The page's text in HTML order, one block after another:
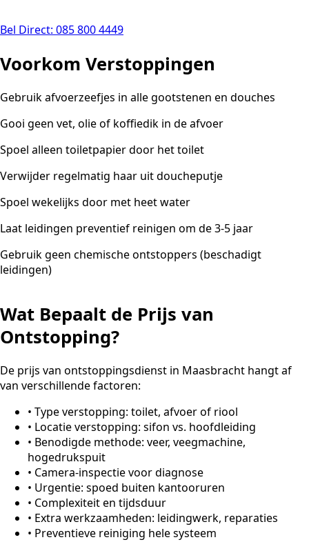
Bel Direct: 085 800 4449
Voorkom Verstoppingen
Gebruik afvoerzeefjes in alle gootstenen en douches
Gooi geen vet, olie of koffiedik in de afvoer
Spoel alleen toiletpapier door het toilet
Verwijder regelmatig haar uit doucheputje
Spoel wekelijks door met heet water
Laat leidingen preventief reinigen om de 3-5 jaar
Gebruik geen chemische ontstoppers (beschadigt
leidingen)
Wat Bepaalt de Prijs van
Ontstopping?
De prijs van ontstoppingsdienst in Maasbracht hangt af
van verschillende factoren:
• Type verstopping: toilet, afvoer of riool
• Locatie verstopping: sifon vs. hoofdleiding
• Benodigde methode: veer, veegmachine,
hogedrukspuit
• Camera-inspectie voor diagnose
• Urgentie: spoed buiten kantooruren
• Complexiteit en tijdsduur
• Extra werkzaamheden: leidingwerk, reparaties
• Preventieve reiniging hele systeem